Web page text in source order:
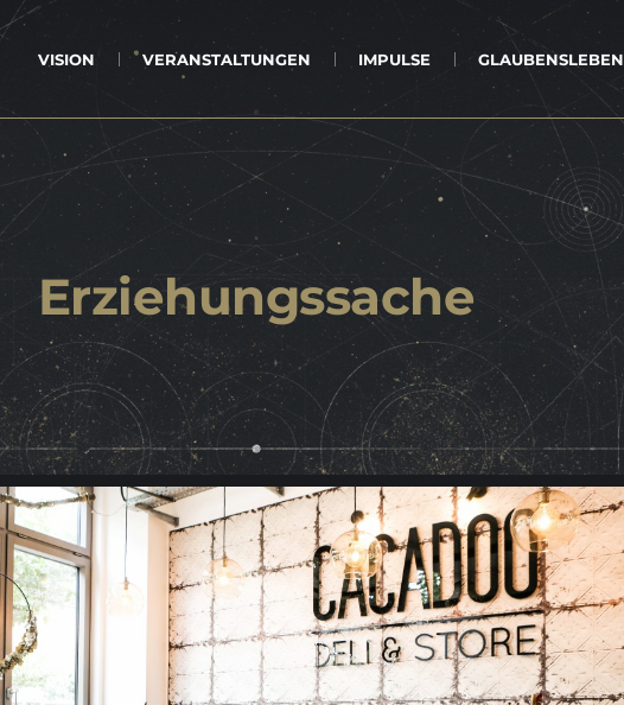
VI­SI­ON VER­AN­STAL­TUN­GEN IM­PUL­SE GLAU­BENS­LE­BEN
Er­zie­hungs­sa­che